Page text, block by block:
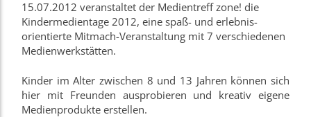
15.07.2012 veranstaltet der Medientreff zone! die
Kindermedientage 2012, eine spaß- und erlebnis-
orientierte Mitmach-Veranstaltung mit 7 verschiedenen
Medienwerkstätten.
Kinder im Alter zwischen 8 und 13 Jahren können sich
hier mit Freunden ausprobieren und kreativ eigene
Medienprodukte erstellen.